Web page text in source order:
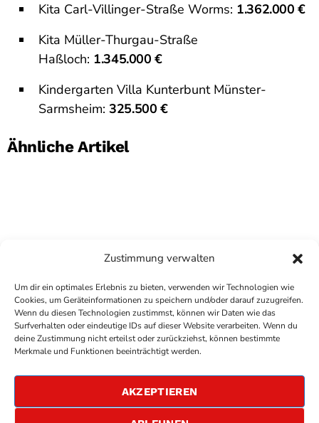
Zustimmung verwalten
Um dir ein optimales Erlebnis zu bieten, verwenden wir Technologien wie
Cookies, um Geräteinformationen zu speichern und/oder darauf zuzugreifen.
Wenn du diesen Technologien zustimmst, können wir Daten wie das
Surfverhalten oder eindeutige IDs auf dieser Website verarbeiten. Wenn du
deine Zustimmung nicht erteilst oder zurückziehst, können bestimmte
Merkmale und Funktionen beeinträchtigt werden.
AKZEPTIEREN
Kita Carl-Villinger-Straße Worms: 1.362.000 €
Kita Müller-Thurgau-Straße
Haßloch: 1.345.000 €
Kindergarten Villa Kunterbunt Münster-
Sarmsheim: 325.500 €
Ähnliche Artikel
COPYRIGHTANTENNE BAD KREUZNACH
DATENSCHUTZERKLÄRUNG